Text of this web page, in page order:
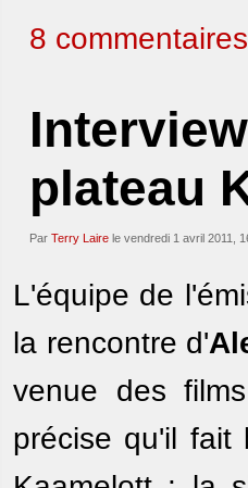
8 commentaires
plateau
Par Terry Laire le vendredi 1 avril 2011,
L'équipe de
la rencontre d'
venue des films
précise qu'il